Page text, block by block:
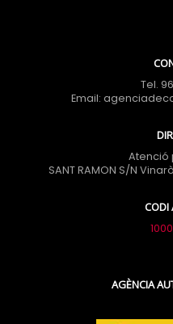
Tel.
Email:
Atenció
SANT RAMON S/N
CODI
AGÈNCIA